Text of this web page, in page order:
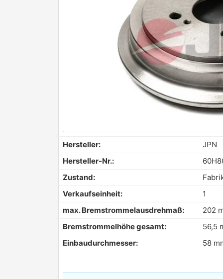
Hersteller: JPN
Hersteller-Nr.:
Zustand:
Verkaufseinheit:
1
max. Bremstrommelausdrehmaß:
202
Bremstrommelhöhe gesamt:
56,5
Einbaudurchmesser:
58